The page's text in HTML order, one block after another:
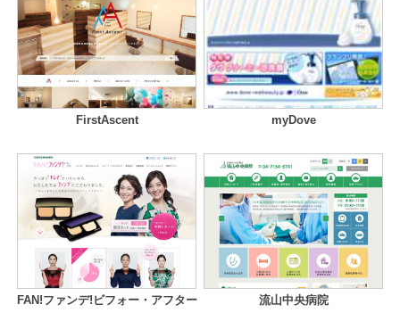
FirstAscent myDove
FAN!ファンデ!ビフォー・アフター 流山中央病院